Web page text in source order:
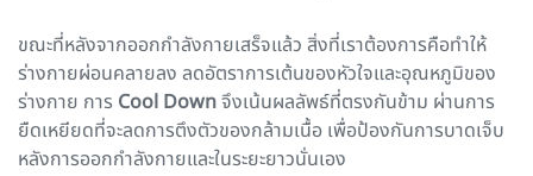
ขณะที่หลังจากออกกำลังกายเสร็จแล้ว สิ่งที่เราต้องการคือทำให้
ร่างกายผ่อนคลายลง ลดอัตราการเต้นของหัวใจและอุณหภูมิของ
ร่างกาย การ Cool Downจึงเน้นผลลัพธ์ที่ตรงกันข้าม ผ่านการ
ยืดเหยียดที่จะลดการตึงตัวของกล้ามเนื้อ เพื่อป้องกันการบาดเจ็บ
หลังการออกกำลังกายและในระยะยาวนั่นเอง